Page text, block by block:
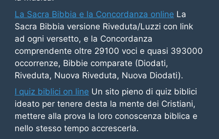
La Sacra Bibbia e la Concordanza online La
Sacra Bibbia versione Riveduta/Luzzi con link
ad ogni versetto, e la Concordanza
comprendente oltre 29100 voci e quasi 393000
occorrenze, Bibbie comparate (Diodati,
Riveduta, Nuova Riveduta, Nuova Diodati).
I quiz biblici on line Un sito pieno di quiz biblici
ideato per tenere desta la mente dei Cristiani,
mettere alla prova la loro conoscenza biblica e
nello stesso tempo accrescerla.